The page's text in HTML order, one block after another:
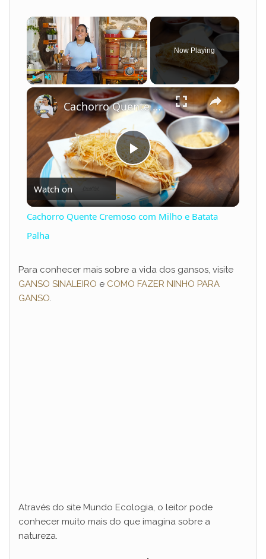
×
Now Playing
×
P
l
y
Cachorro Quente Cremoso com Milho e Batata Palha
Watch on
Cachorro Quente Cremoso com Milho e Batata
Palha
Para conhecer mais sobre a vida dos gansos, visite
GANSO SINALEIRO e COMO FAZER NINHO PARA
GANSO.
Através do site Mundo Ecologia, o leitor pode
conhecer muito mais do que imagina sobre a
natureza.